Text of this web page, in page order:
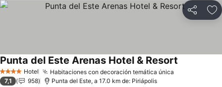
Compartir
4 EstrellasHotel Habitaciones con decoración temática única
Punta del Este Arenas Hotel & Resort
7,1 958 Punta del Este, a 17.0 km de: Piriápolis